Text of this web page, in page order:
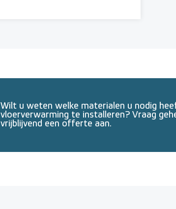
Wilt u weten welke materialen u nodig
vloerverwarming te installeren? Vraag
vrijblijvend een offerte aan.